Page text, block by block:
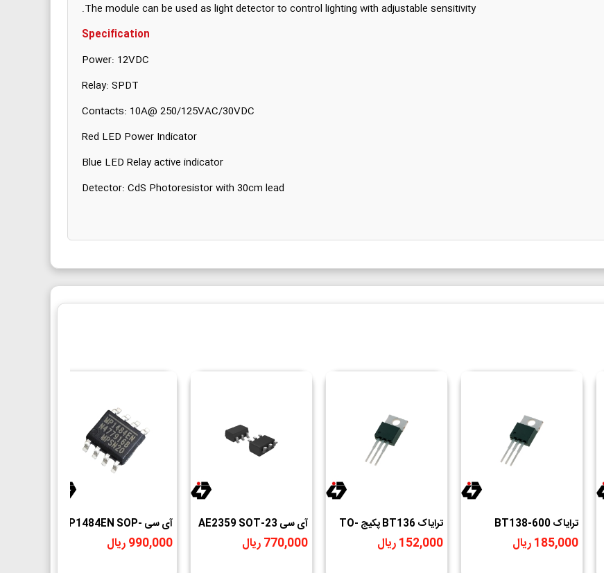
The module can be used as light detector to control lighting with adjustable sensitivity.
Specification
Power: 12VDC
Relay: SPDT
Contacts: 10A@ 250/125VAC/30VDC
Red LED Power Indicator
Blue LED Relay active indicator
Detector: CdS Photoresistor with 30cm lead
ترایاک BT138-600
185,000 ریال
ترایاک BT136 پکیج TO-
220
152,000 ریال
آی سی AE2359 SOT-23
4.75~24V 1.2A
770,000 ریال
آی سی MP1484EN SOP-
8
990,000 ریال